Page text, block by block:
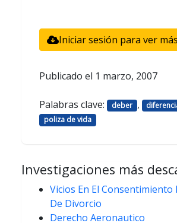
Iniciar sesión para ver más
Publicado el 1 marzo, 2007
Palabras clave: deber ,
poliza de vida
Investigaciones más
Vicios En El Consentimiento
De Divorcio
Derecho Aeronautico